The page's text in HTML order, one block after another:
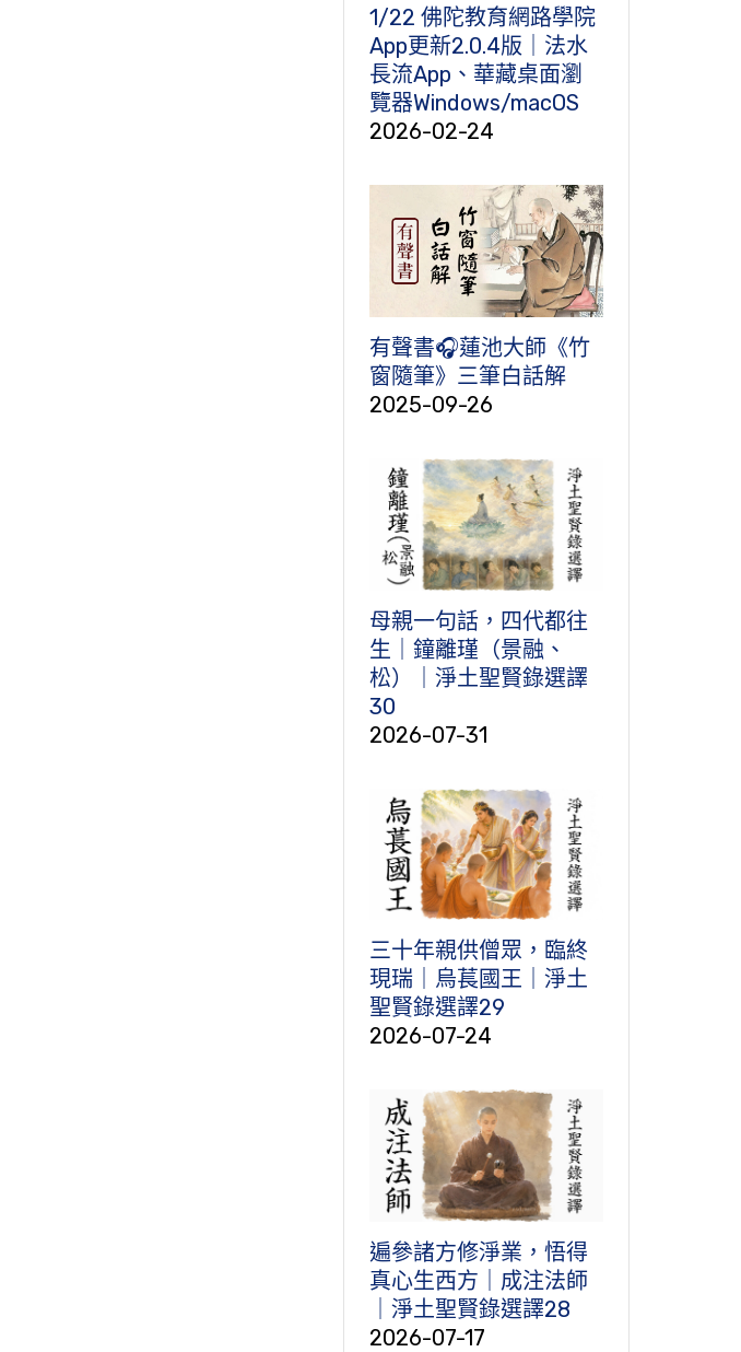
1/22 佛陀教育網路學院
App更新2.0.4版｜法水
長流App、華藏桌面瀏
覽器Windows/macOS
2026-02-24
有聲書🎧蓮池大師《竹
窗隨筆》三筆白話解
2025-09-26
母親一句話，四代都往
生｜鐘離瑾（景融、
松）｜淨土聖賢錄選譯
30
2026-07-31
三十年親供僧眾，臨終
現瑞｜烏萇國王｜淨土
聖賢錄選譯29
2026-07-24
遍參諸方修淨業，悟得
真心生西方｜成注法師
｜淨土聖賢錄選譯28
2026-07-17